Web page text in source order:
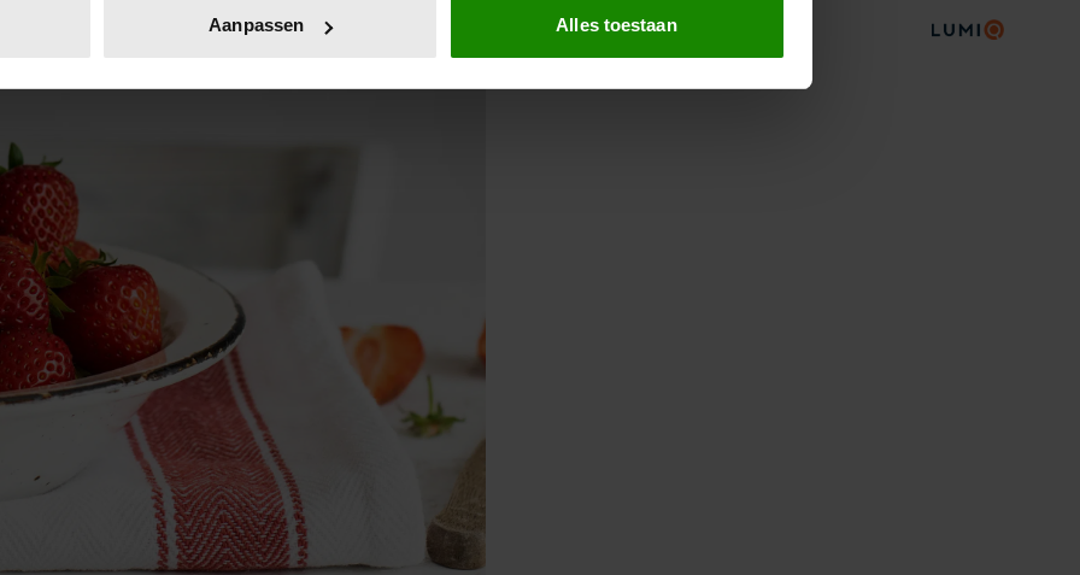
of intrekken in de Cookieverklaring.
Ook delen we informatie over uw gebruik van onze site met onze partners voor social
Deze partners kunnen deze gegevens combineren met andere informatie die u aan ze heeft
op basis van uw gebruik van hun services. U gaat akkoord met onze cookies als u
Aanpassen Alles toestaan